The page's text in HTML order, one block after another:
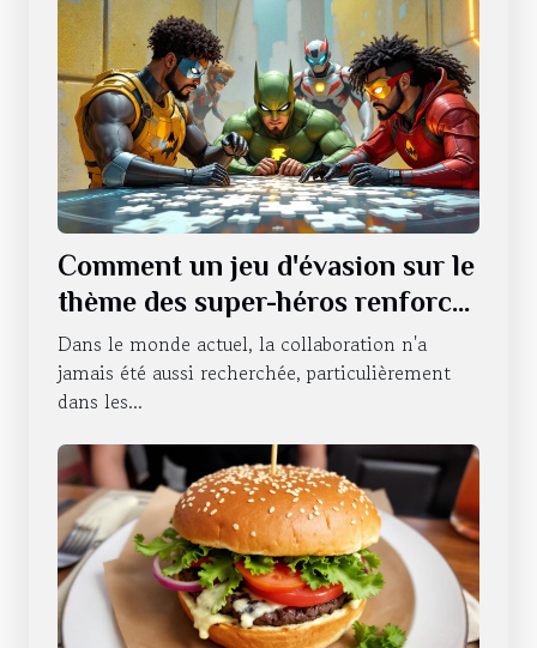
Comment un jeu d'évasion sur le
thème des super-héros renforce
le travail d'équipe ?
Dans le monde actuel, la collaboration n'a
jamais été aussi recherchée, particulièrement
dans les...